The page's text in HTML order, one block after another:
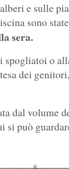
e sulle
sono
sera.
spogliatoi o
dei
dal volume
può